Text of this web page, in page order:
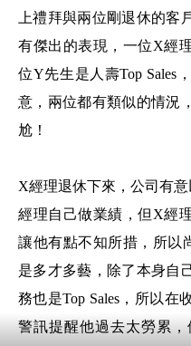
上禮拜與兩位剛退休的客
有傑出的表現，一位X經
位Y先生是人壽Top Sales
意，兩位都有類似的情況
尬！
X經理退休下來，公司有
經理自己做業績，但X經
讓他有點不知所措，所以
是多才多藝，除了本身自
務也是Top Sales，所以在
警訊提醒他過去太勞累